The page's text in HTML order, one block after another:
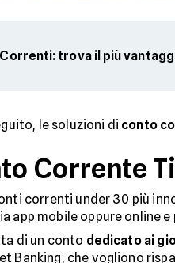
trova il più
le soluzioni di conto
Corrente
correnti under 30 più
app mobile oppure online
di un conto dedicato ai
Banking, che vogliono